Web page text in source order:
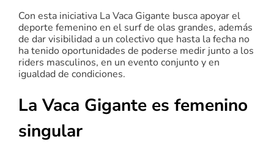
Con esta iniciativa La Vaca Gigante busca apoyar el
deporte femenino en el surf de olas grandes, además
de dar visibilidad a un colectivo que hasta la fecha no
ha tenido oportunidades de poderse medir junto a los
riders masculinos, en un evento conjunto y en
igualdad de condiciones.
La Vaca Gigante es femenino
singular